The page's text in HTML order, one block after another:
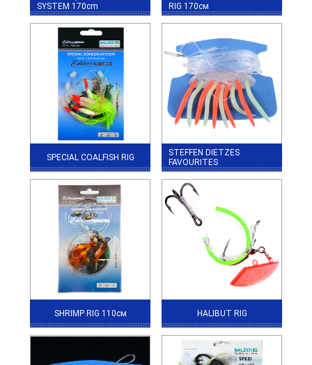
SYSTEM 170cm
RIG 170см
SPECIAL COALFISH RIG
STEFFEN DIETZES
FAVOURITES
SHRIMP RIG 110см HALIBUT RIG